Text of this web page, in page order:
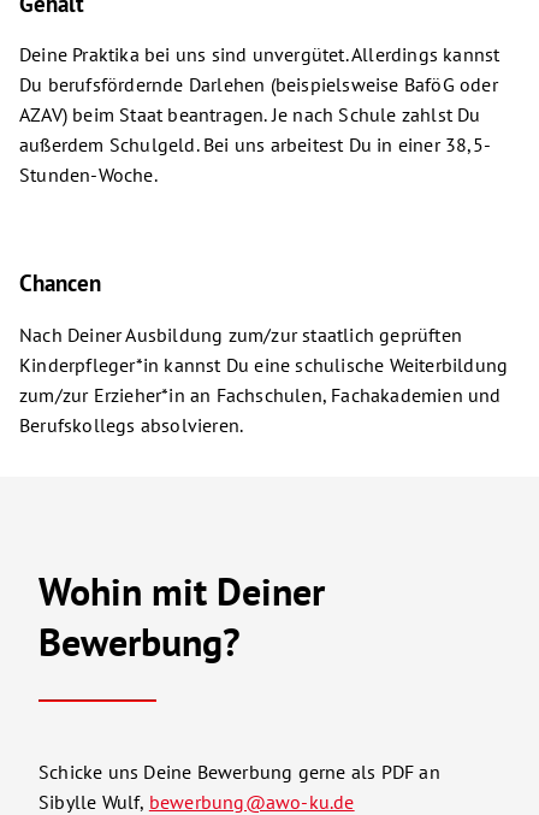
Deine Praktika bei uns sind unvergütet. Allerdings kannst
Du berufsfördernde Darlehen (beispielsweise BaföG oder
AZAV) beim Staat beantragen. Je nach Schule zahlst Du
außerdem Schulgeld. Bei uns arbeitest Du in einer 38,5-
Stunden-Woche.
Chancen
Nach Deiner Ausbildung zum/zur staatlich geprüften
Kinderpfleger*in kannst Du eine schulische Weiterbildung
zum/zur Erzieher*in an Fachschulen, Fachakademien und
Berufskollegs absolvieren.
Wohin mit Deiner
Bewerbung?
Schicke uns Deine Bewerbung gerne als PDF an
Sibylle Wulf, bewerbung@awo-ku.de